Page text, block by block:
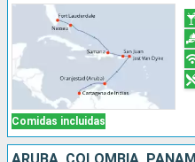
Comidas incluidas